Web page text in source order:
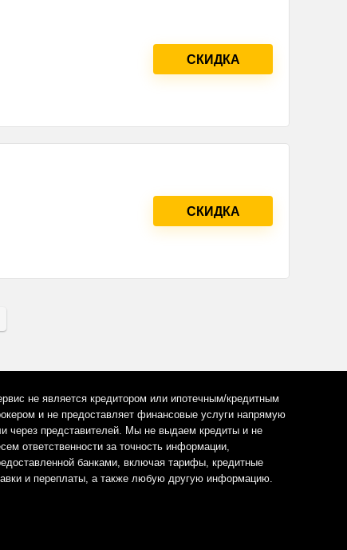
СКИДКА
СКИДКА
не является кредитором или ипотечным/кредитным
и не предоставляет финансовые услуги напрямую
через представителей. Мы не выдаем кредиты и не
ответственности за точность информации,
банками, включая тарифы, кредитные
и переплаты, а также любую другую информацию.